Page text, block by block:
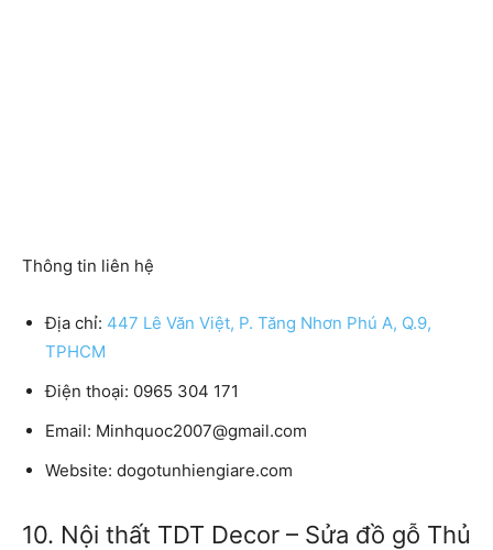
Thông tin liên hệ
Địa chỉ: 447 Lê Văn Việt, P. Tăng Nhơn Phú A, Q.9,
TPHCM
Điện thoại: 0965 304 171
Email: Minhquoc2007@gmail.com
Website: dogotunhiengiare.com
10. Nội thất TDT Decor – Sửa đồ gỗ Thủ